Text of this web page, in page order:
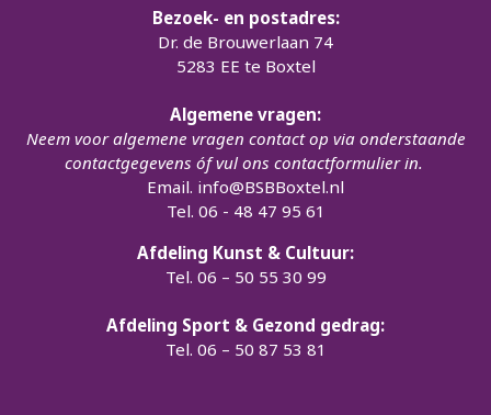
Bezoek- en postadres:
Dr. de Brouwerlaan 74
5283 EE te Boxtel
Algemene vragen:
Neem voor algemene vragen contact op via onderstaande
contactgegevens óf vul ons contactformulier in.
Email. info@BSBBoxtel.nl
Tel. 06 - 48 47 95 61
Afdeling Kunst & Cultuur:
Tel. 06 – 50 55 30 99
Afdeling Sport & Gezond gedrag:
Tel. 06 – 50 87 53 81